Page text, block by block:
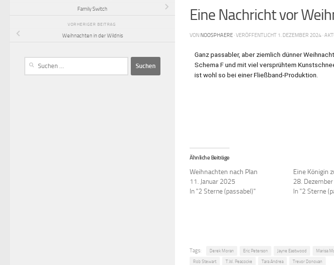
Eine Nachricht vor
VON NOOSPHAERE · VERÖFFENTLICHT 1. DEZEMBER 2024 ·
Ganz passabler, aber ziemlich dünner
Schema F und mit viel versprühtem
ist wohl so bei einer Fließband-Produktion.
Ähnliche Beiträge
Weihnachten nach Plan
11. Januar 2025
In "2 Sterne (passabel)"
Eine Königin
28.
In "2 Sterne
Tags: Derek Moran Eric Peterson Jayne Eastwood Marisa
Rob Stewart T.W. Peacocke Tara Andrea Trevor Donovan
Family Switch
VORHERIGER BEITRAG
Weihnachten in der Wildnis